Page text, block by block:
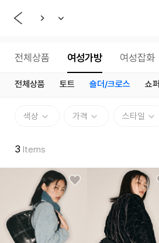
전체상품 여성가방 여성잡화
전체상품 토트 숄더/크로스 쇼퍼
색상 가격 스타일
3 Items